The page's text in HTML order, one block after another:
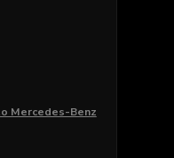
Mercedes-Benz